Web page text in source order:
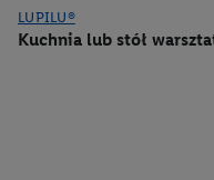
LUPILU®
Kuchnia lub stół